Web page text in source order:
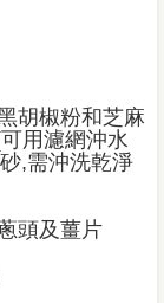
胡椒粉和芝麻
用濾網沖水
,需沖洗乾淨
頭及薑片